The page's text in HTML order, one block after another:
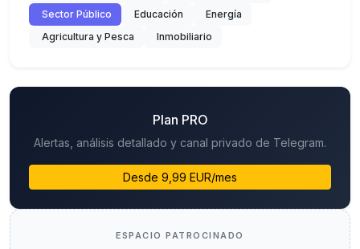
Sector Público
Educación
Energía
Agricultura y Pesca
Inmobiliario
Plan PRO
Alertas, análisis detallado y canal privado de Telegram.
Desde 9,99 EUR/mes
ESPACIO PATROCINADO